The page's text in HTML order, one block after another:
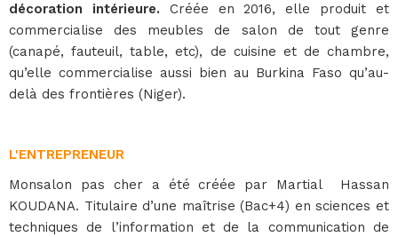
décoration intérieure. Créée en 2016, elle produit et
commercialise des meubles de salon de tout genre
(canapé, fauteuil, table, etc), de cuisine et de chambre,
qu’elle commercialise aussi bien au Burkina Faso qu’au-
delà des frontières (Niger).
L'ENTREPRENEUR
Monsalon pas cher a été créée par Martial Hassan
KOUDANA. Titulaire d’une maîtrise (Bac+4) en sciences et
techniques de l’information et de la communication de